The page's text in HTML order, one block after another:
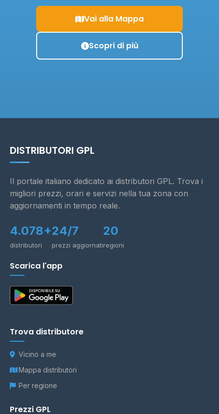
Vai alla Mappa
Scopri di più
DISTRIBUTORI GPL
Il portale italiano dedicato ai distributori GPL. Trova i
migliori prezzi, orari e servizi nella tua zona con
aggiornamenti in tempo reale.
4.078+
distributori
24/7
prezzi aggiornati
20
regioni
Scarica l'app
Trova distributore
Vicino a me
Mappa distributori
Per regione
Prezzi GPL